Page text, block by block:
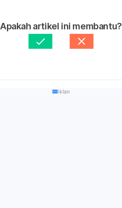
Apakah artikel ini membantu?
Iklan